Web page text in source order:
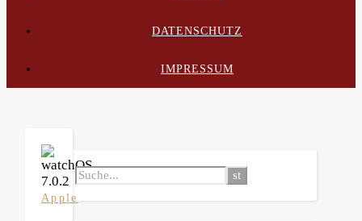
DATENSCHUTZ
IMPRESSUM
Apple